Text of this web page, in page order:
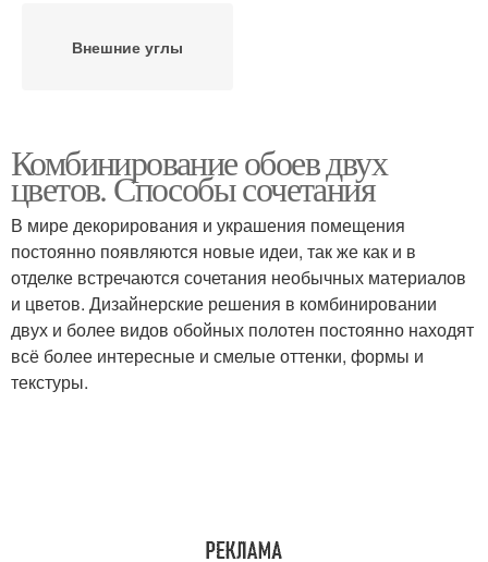
Внешние углы
Комбинирование обоев двух
цветов. Способы сочетания
В мире декорирования и украшения помещения
постоянно появляются новые идеи, так же как и в
отделке встречаются сочетания необычных материалов
и цветов. Дизайнерские решения в комбинировании
двух и более видов обойных полотен постоянно находят
всё более интересные и смелые оттенки, формы и
текстуры.